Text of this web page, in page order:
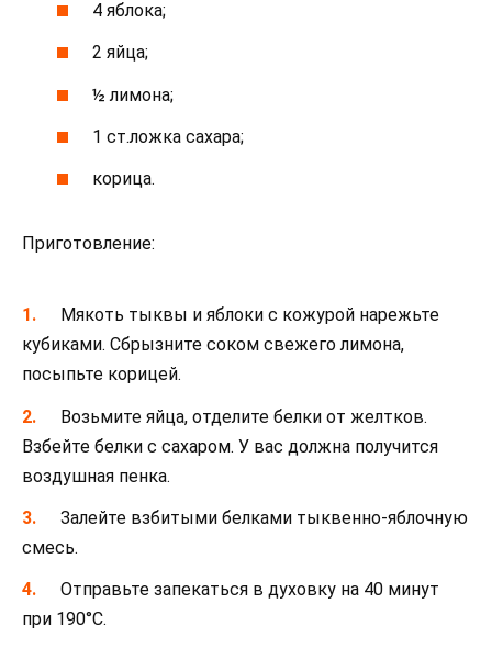
4 яблока;
2 яйца;
½ лимона;
1 ст.ложка сахара;
корица.
Приготовление:
Мякоть тыквы и яблоки с кожурой нарежьте
кубиками. Сбрызните соком свежего лимона,
посыпьте корицей.
Возьмите яйца, отделите белки от желтков.
Взбейте белки с сахаром. У вас должна получится
воздушная пенка.
Залейте взбитыми белками тыквенно-яблочную
смесь.
Отправьте запекаться в духовку на 40 минут
при 190°С.